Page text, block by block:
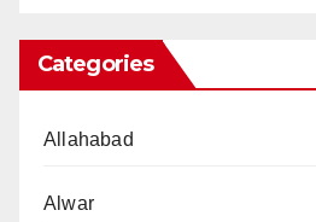
Categories
Allahabad
Alwar